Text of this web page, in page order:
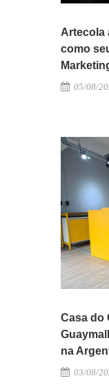
Artecola
como
05/08/
Casa do
na
03/08/